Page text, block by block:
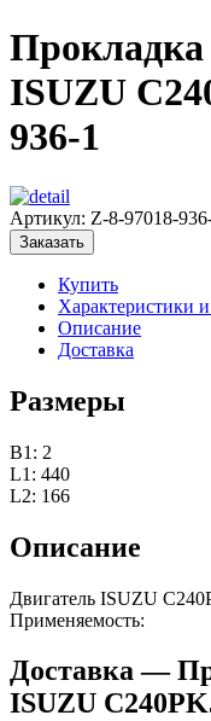
Прокладка
ISUZU
936-1
Артикул: Z-8-97018-
Заказать
Купить
Характеристики
Описание
Доставка
Размеры
B1: 2
L1: 440
L2: 166
Описание
Двигатель ISUZU
Применяемость:
Доставка —
ISUZU